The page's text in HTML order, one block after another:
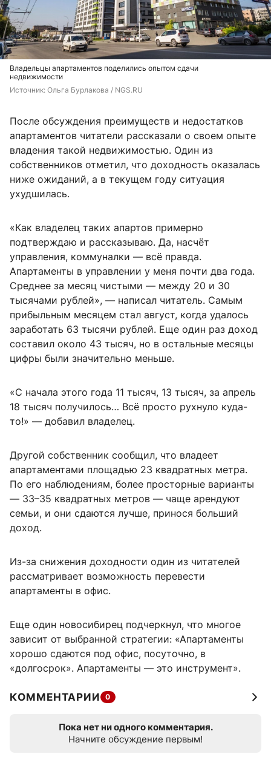
Владельцы апартаментов поделились опытом сдачи
недвижимости
Источник: Ольга Бурлакова / NGS.RU
После обсуждения преимуществ и недостатков
апартаментов читатели рассказали о своем опыте
владения такой недвижимостью. Один из
собственников отметил, что доходность оказалась
ниже ожиданий, а в текущем году ситуация
ухудшилась.
«Как владелец таких апартов примерно
подтверждаю и рассказываю. Да, насчёт
управления, коммуналки — всё правда.
Апартаменты в управлении у меня почти два года.
Среднее за месяц чистыми — между 20 и 30
тысячами рублей», — написал читатель. Самым
прибыльным месяцем стал август, когда удалось
заработать 63 тысячи рублей. Еще один раз доход
составил около 43 тысяч, но в остальные месяцы
цифры были значительно меньше.
«С начала этого года 11 тысяч, 13 тысяч, за апрель
18 тысяч получилось… Всё просто рухнуло куда-
то!» — добавил владелец.
Другой собственник сообщил, что владеет
апартаментами площадью 23 квадратных метра.
По его наблюдениям, более просторные варианты
— 33–35 квадратных метров — чаще арендуют
семьи, и они сдаются лучше, принося больший
доход.
Из-за снижения доходности один из читателей
рассматривает возможность перевести
апартаменты в офис.
Еще один новосибирец подчеркнул, что многое
зависит от выбранной стратегии: «Апартаменты
хорошо сдаются под офис, посуточно, в
«долгосрок». Апартаменты — это инструмент».
КОММЕНТАРИИ 0
Пока нет ни одного комментария.
Начните обсуждение первым!